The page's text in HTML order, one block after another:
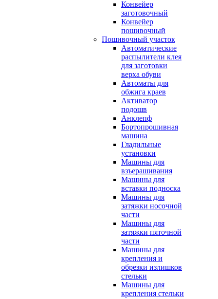
Конвейер
заготовочный
Конвейер
пошивочный
Пошивочный участок
Автоматические
распылители клея
для заготовки
верха обуви
Автоматы для
обжига краев
Активатор
подошв
Анклепф
Бортопрошивная
машина
Гладильные
установки
Машины для
взъерашивания
Машины для
вставки подноска
Машины для
затяжки носочной
части
Машины для
затяжки пяточной
части
Машины для
крепления и
обрезки излишков
стельки
Машины для
крепления стельки